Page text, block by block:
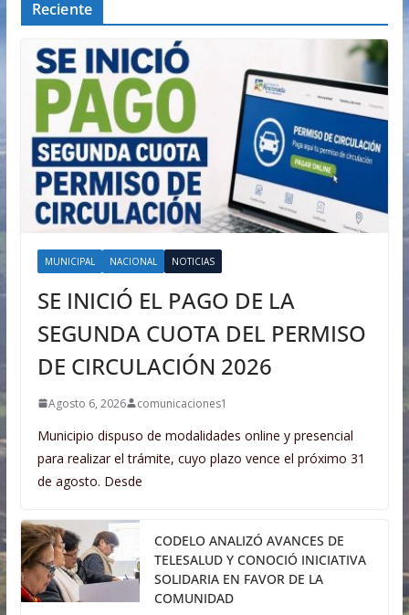
Reciente
MUNICIPAL NACIONAL NOTICIAS
SE INICIÓ EL PAGO DE LA
SEGUNDA CUOTA DEL PERMISO
DE CIRCULACIÓN 2026
Agosto 6, 2026 comunicaciones1
Municipio dispuso de modalidades online y presencial
para realizar el trámite, cuyo plazo vence el próximo 31
de agosto. Desde
CODELO ANALIZÓ AVANCES DE
TELESALUD Y CONOCIÓ INICIATIVA
SOLIDARIA EN FAVOR DE LA
COMUNIDAD